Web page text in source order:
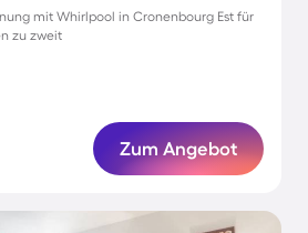
mit Whirlpool in Cronenbourg Est für
zu zweit
Zum Angebot